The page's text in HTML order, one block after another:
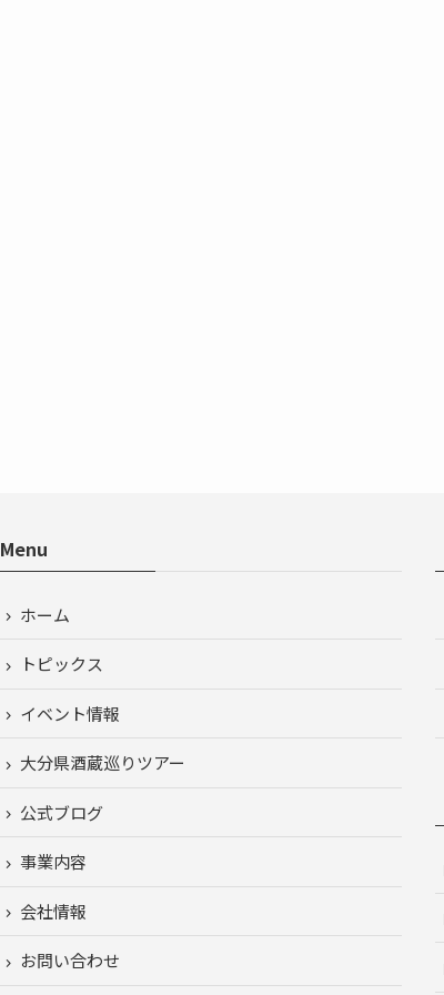
Menu
ホーム
トピックス
イベント情報
大分県酒蔵巡りツアー
公式ブログ
事業内容
会社情報
お問い合わせ